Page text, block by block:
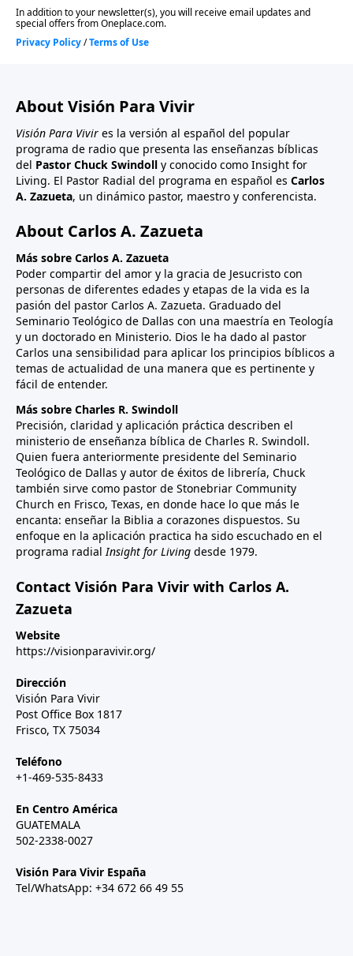
About Visión Para Vivir
Visión Para Vivir es la versión al español del popular
programa de radio que presenta las enseñanzas bíblicas
del Pastor Chuck Swindoll y conocido como Insight for
Living. El Pastor Radial del programa en español es Carlos
A. Zazueta, un dinámico pastor, maestro y conferencista.
About Carlos A. Zazueta
Más sobre Carlos A. Zazueta
Poder compartir del amor y la gracia de Jesucristo con
personas de diferentes edades y etapas de la vida es la
pasión del pastor Carlos A. Zazueta. Graduado del
Seminario Teológico de Dallas con una maestría en Teología
y un doctorado en Ministerio. Dios le ha dado al pastor
Carlos una sensibilidad para aplicar los principios bíblicos a
temas de actualidad de una manera que es pertinente y
fácil de entender.
Más sobre Charles R. Swindoll
Precisión, claridad y aplicación práctica describen el
ministerio de enseñanza bíblica de Charles R. Swindoll.
Quien fuera anteriormente presidente del Seminario
Teológico de Dallas y autor de éxitos de librería, Chuck
también sirve como pastor de Stonebriar Community
Church en Frisco, Texas, en donde hace lo que más le
encanta: enseñar la Biblia a corazones dispuestos. Su
enfoque en la aplicación practica ha sido escuchado en el
programa radial Insight for Living desde 1979.
Contact Visión Para Vivir with Carlos A.
Zazueta
Website
https://visionparavivir.org/
Dirección
Visión Para Vivir
Post Office Box 1817
Frisco, TX 75034
Teléfono
+1-469-535-8433
En Centro América
GUATEMALA
502-2338-0027
Visión Para Vivir España
Tel/WhatsApp: +34 672 66 49 55